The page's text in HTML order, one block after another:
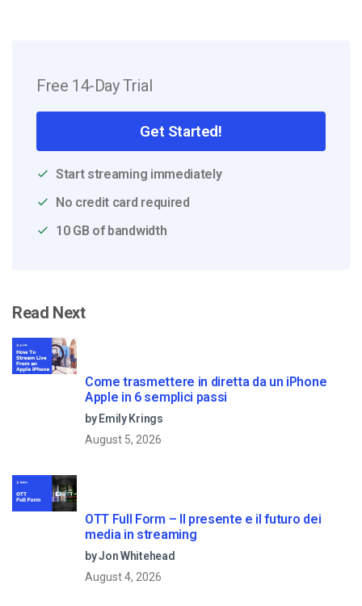
Free 14-Day Trial
Get Started!
Start streaming immediately
No credit card required
10 GB of bandwidth
Read Next
Come trasmettere in diretta da un iPhone
Apple in 6 semplici passi
by Emily Krings
August 5, 2026
OTT Full Form – Il presente e il futuro dei
media in streaming
by Jon Whitehead
August 4, 2026